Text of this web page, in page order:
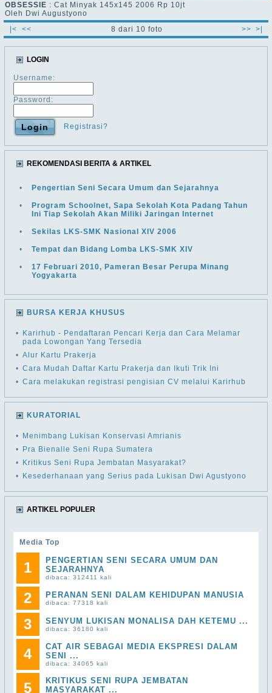
OBSESSIE : Cat Minyak 145x145 2006 Rp 10jt
Oleh Dwi Augustyono
|<
<< 8 dari 10 foto >> >|
LOGIN
Username:
Password:
Registrasi?
REKOMENDASI BERITA & ARTIKEL
• Pengertian Seni Secara Umum dan Sejarahnya
•
Program Schoolnet, Sapa Sekolah Kota Padang Tahun
Ini Tiap Sekolah Akan Miliki Jaringan Internet
• Sekilas LKS-SMK Nasional XIV 2006
• Tempat dan Bidang Lomba LKS-SMK XIV
•
17 Februari 2010, Pameran Besar Perupa Minang
Yogyakarta
BURSA KERJA KHUSUS
•
Karirhub - Pendaftaran Pencari Kerja dan Cara Melamar
pada Lowongan Yang Tersedia
• Alur Kartu Prakerja
• Cara Mudah Daftar Kartu Prakerja dan Ikuti Trik Ini
• Cara melakukan registrasi pengisian CV melalui Karirhub
KURATORIAL
•
Menimbang Lukisan Konservasi Amrianis
•
Pra Bienalle Seni Rupa Sumatera
•
Kritikus Seni Rupa Jembatan Masyarakat?
•
Kesederhanaan yang Serius pada Lukisan Dwi Agustyono
ARTIKEL POPULER
Media Top
1
PENGERTIAN SENI SECARA UMUM DAN
SEJARAHNYA
dibaca: 312411 kali
2 PERANAN SENI DALAM KEHIDUPAN MANUSIA
dibaca: 77318 kali
3 SENYUM LUKISAN MONALISA DAH KETEMU ...
dibaca: 36180 kali
4
CAT AIR SEBAGAI MEDIA EKSPRESI DALAM
SENI ...
dibaca: 34065 kali
5
KRITIKUS SENI RUPA JEMBATAN
MASYARAKAT ...